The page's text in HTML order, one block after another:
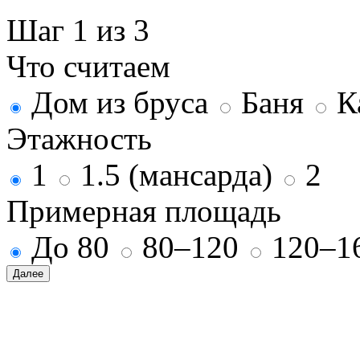
Шаг 1 из 3
Что считаем
Дом из бруса
Баня
Этажность
1
1.5 (мансарда)
2
Примерная площадь
До 80
80–120
Далее